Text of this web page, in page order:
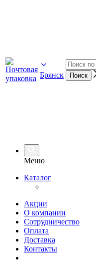
Брянск
Меню
Каталог
Акции
О компании
Сотрудничество
Оплата
Доставка
Контакты